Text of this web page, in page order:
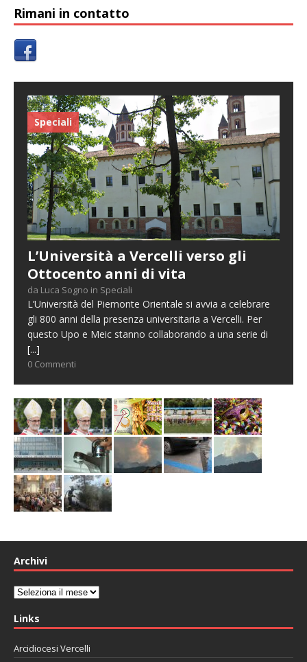
Rimani in contatto
Speciali
L’Università a Vercelli verso gli
Ottocento anni di vita
da Luca Sogno in Speciali
L’Università del Piemonte Orientale si avvia a celebrare
gli 800 anni della presenza universitaria a Vercelli. Per
questo Upo e Meic stanno collaborando a una serie di
[...]
0 Commenti
Archivi
Archivi
Links
Arcidiocesi Vercelli